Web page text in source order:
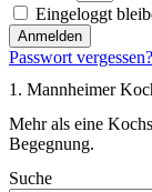
Eingeloggt
Anmelden
Passwort vergessen?
1. Mannheimer
Mehr als eine
Begegnung.
Suche